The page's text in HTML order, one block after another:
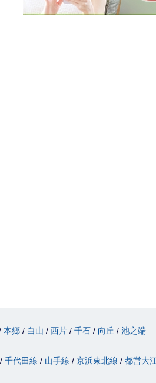
本郷 白山 西片 千石 向丘 池之端
千代田線 山手線 京浜東北線 都営大